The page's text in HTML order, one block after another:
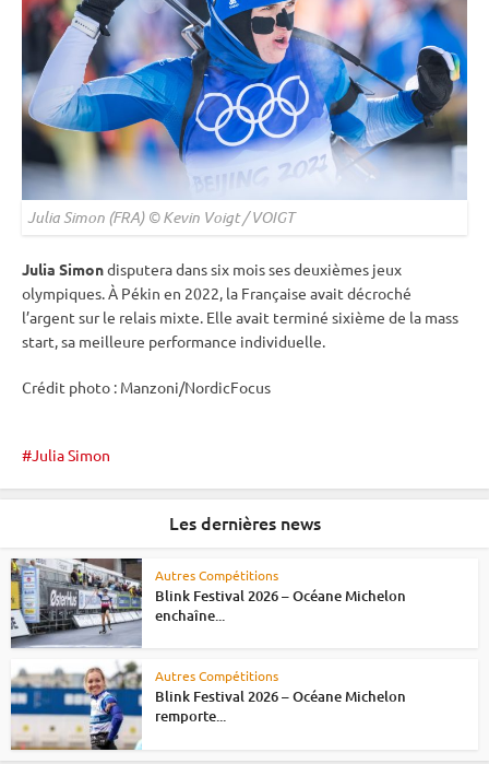
Julia Simon (FRA) © Kevin Voigt / VOIGT
Julia Simondisputera dans six mois ses deuxièmes jeux
olympiques. À Pékin en 2022, la Française avait décroché
l’argent sur le relais mixte. Elle avait terminé sixième de la mass
start, sa meilleure performance individuelle.
Crédit photo : Manzoni/NordicFocus
Julia Simon
Les dernières news
Autres Compétitions
Blink Festival 2026 – Océane Michelon
enchaîne...
Autres Compétitions
Blink Festival 2026 – Océane Michelon
remporte...